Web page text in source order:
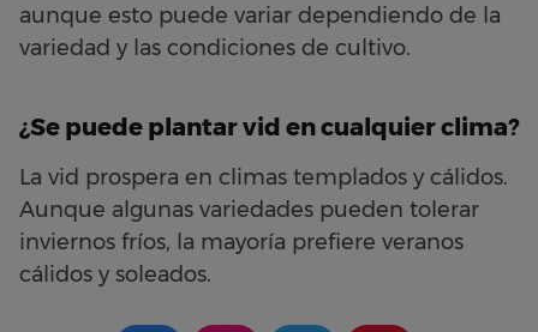
aunque esto puede variar dependiendo de la
variedad y las condiciones de cultivo.
¿Se puede plantar vid en cualquier clima?
La vid prospera en climas templados y cálidos.
Aunque algunas variedades pueden tolerar
inviernos fríos, la mayoría prefiere veranos
cálidos y soleados.